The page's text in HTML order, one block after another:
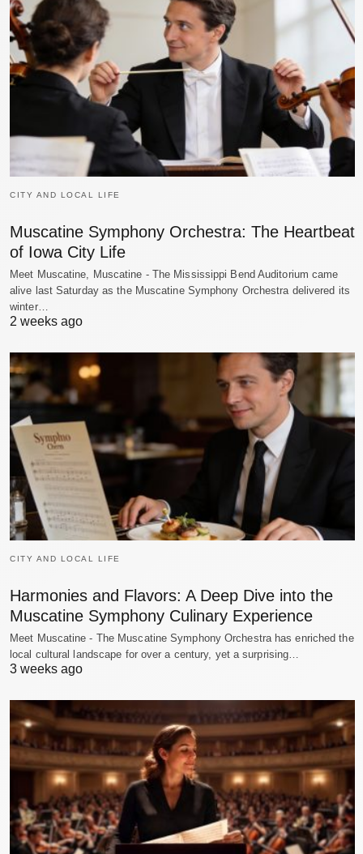
CITY AND LOCAL LIFE
Muscatine Symphony Orchestra: The Heartbeat
of Iowa City Life
Meet Muscatine, Muscatine - The Mississippi Bend Auditorium came
alive last Saturday as the Muscatine Symphony Orchestra delivered its
winter…
2 weeks ago
CITY AND LOCAL LIFE
Harmonies and Flavors: A Deep Dive into the
Muscatine Symphony Culinary Experience
Meet Muscatine - The Muscatine Symphony Orchestra has enriched the
local cultural landscape for over a century, yet a surprising…
3 weeks ago